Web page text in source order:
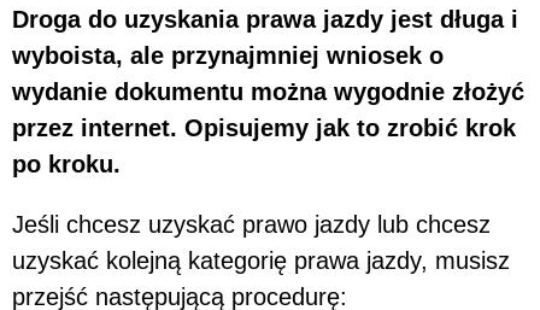
Droga do uzyskania prawa jazdy jest długa i
wyboista, ale przynajmniej wniosek o
wydanie dokumentu można wygodnie złożyć
przez internet. Opisujemy jak to zrobić krok
po kroku.
Jeśli chcesz uzyskać prawo jazdy lub chcesz
uzyskać kolejną kategorię prawa jazdy, musisz
przejść następującą procedurę: